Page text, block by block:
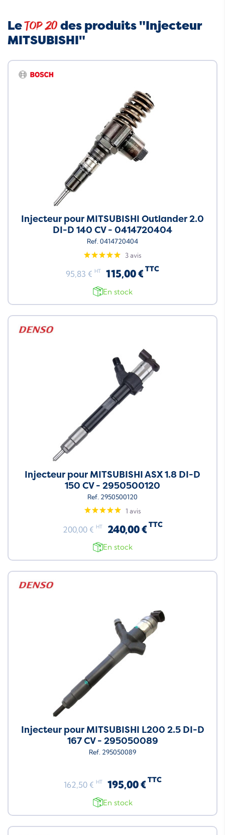
LeTop 20 des produits "Injecteur
MITSUBISHI"
Injecteur pour MITSUBISHI Outlander 2.0
DI-D 140 CV - 0414720404
Ref. 0414720404
3 avis
95,83 € HT 115,00 € TTC
En stock
Injecteur pour MITSUBISHI ASX 1.8 DI-D
150 CV - 2950500120
Ref. 2950500120
1 avis
200,00 € HT 240,00 € TTC
En stock
Injecteur pour MITSUBISHI L200 2.5 DI-D
167 CV - 295050089
Ref. 295050089
162,50 € HT 195,00 € TTC
En stock